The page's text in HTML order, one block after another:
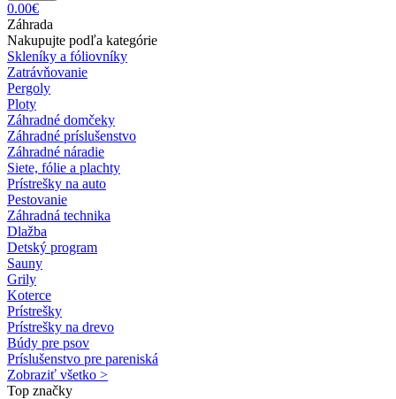
0.00€
Záhrada
Nakupujte podľa kategórie
Skleníky a fóliovníky
Zatrávňovanie
Pergoly
Ploty
Záhradné domčeky
Záhradné príslušenstvo
Záhradné náradie
Siete, fólie a plachty
Prístrešky na auto
Pestovanie
Záhradná technika
Dlažba
Detský program
Sauny
Grily
Koterce
Prístrešky
Prístrešky na drevo
Búdy pre psov
Príslušenstvo pre pareniská
Zobraziť všetko >
Top značky